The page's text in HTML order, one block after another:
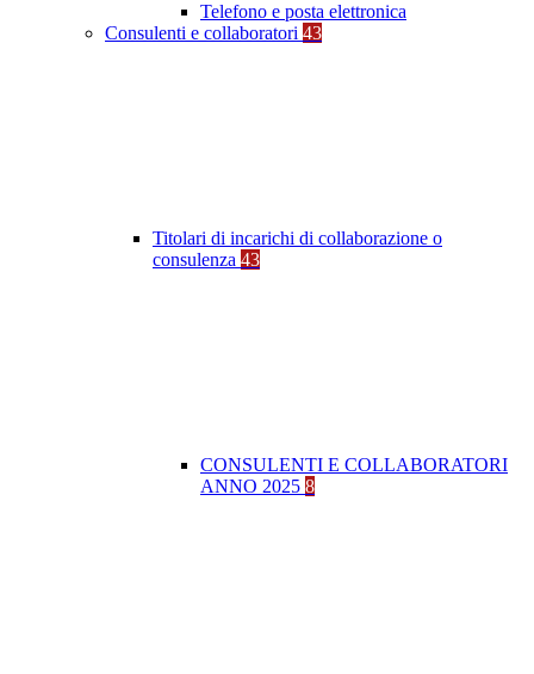
Telefono e posta elettronica
Consulenti e collaboratori 43
Titolari di incarichi di collaborazione o
consulenza 43
CONSULENTI E COLLABORATORI
ANNO 2025 8